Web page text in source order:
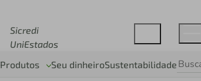
Sicredi
UniEstados
Produtos Seu dinheiroSustentabilidade